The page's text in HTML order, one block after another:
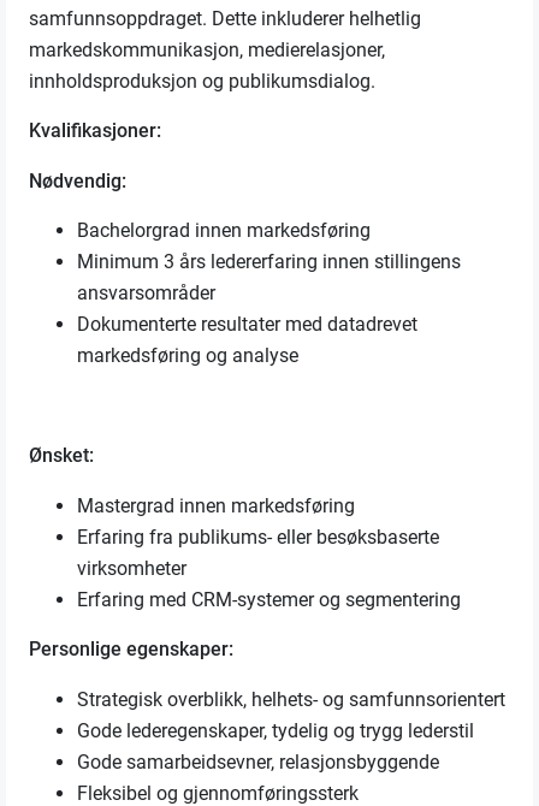
samfunnsoppdraget. Dette inkluderer helhetlig
markedskommunikasjon, medierelasjoner,
innholdsproduksjon og publikumsdialog.
Kvalifikasjoner:
Nødvendig:
Bachelorgrad innen markedsføring
Minimum 3 års ledererfaring innen stillingens
ansvarsområder
Dokumenterte resultater med datadrevet
markedsføring og analyse
Ønsket:
Mastergrad innen markedsføring
Erfaring fra publikums- eller besøksbaserte
virksomheter
Erfaring med CRM-systemer og segmentering
Personlige egenskaper:
Strategisk overblikk, helhets- og samfunnsorientert
Gode lederegenskaper, tydelig og trygg lederstil
Gode samarbeidsevner, relasjonsbyggende
Fleksibel og gjennomføringssterk